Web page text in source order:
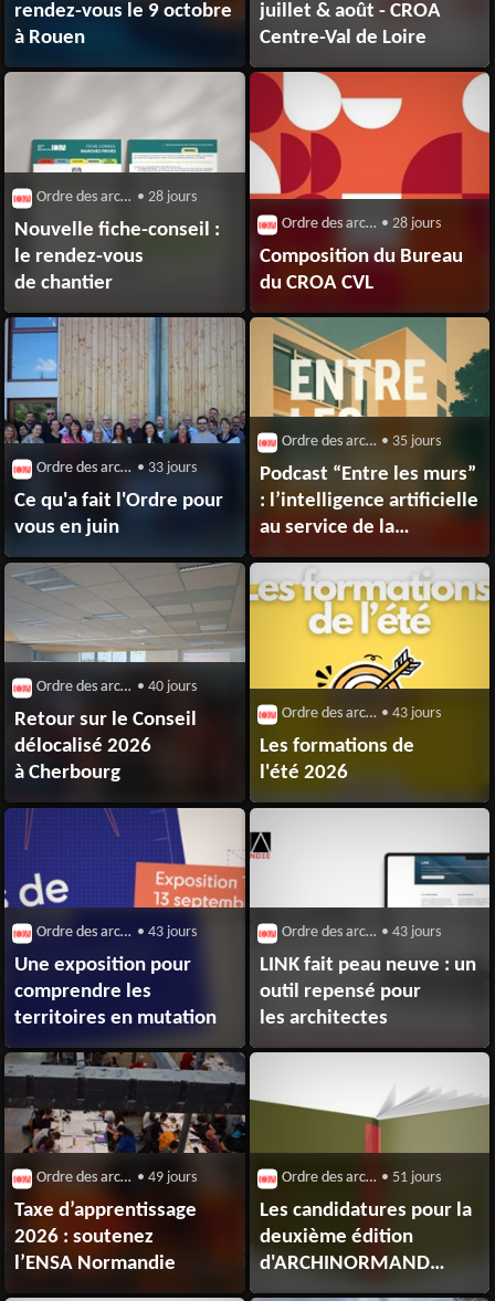
rendez-vous le 9 octobre
à Rouen
juillet & août - CROA
Centre-Val de Loire
Ordre des architectes • 28 jours
Nouvelle fiche-conseil :
le rendez-vous
de chantier
Ordre des architectes • 28 jours
Composition du Bureau
du CROA CVL
Ordre des architectes • 33 jours
Ce qu'a fait l'Ordre pour
vous en juin
Ordre des architectes • 35 jours
Podcast “Entre les murs”
: l’intelligence artificielle
au service de la
pratique architecturale
Ordre des architectes • 40 jours
Retour sur le Conseil
délocalisé 2026
à Cherbourg
Ordre des architectes • 43 jours
Les formations de
l'été 2026
Ordre des architectes • 43 jours
Une exposition pour
comprendre les
territoires en mutation
Ordre des architectes • 43 jours
LINK fait peau neuve : un
outil repensé pour
les architectes
Ordre des architectes • 49 jours
Taxe d’apprentissage
2026 : soutenez
l’ENSA Normandie
Ordre des architectes • 51 jours
Les candidatures pour la
deuxième édition
d'ARCHINORMAND
sont ouvertes